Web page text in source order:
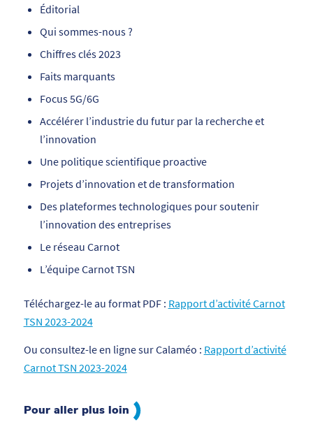
Éditorial
Qui sommes-nous ?
Chiffres clés 2023
Faits marquants
Focus 5G/6G
Accélérer l’industrie du futur par la recherche et
l’innovation
Une politique scientifique proactive
Projets d’innovation et de transformation
Des plateformes technologiques pour soutenir
l’innovation des entreprises
Le réseau Carnot
L’équipe Carnot TSN
Téléchargez-le au format PDF : Rapport d’activité Carnot
TSN 2023-2024
Ou consultez-le en ligne sur Calaméo : Rapport d’activité
Carnot TSN 2023-2024
Pour aller plus loin